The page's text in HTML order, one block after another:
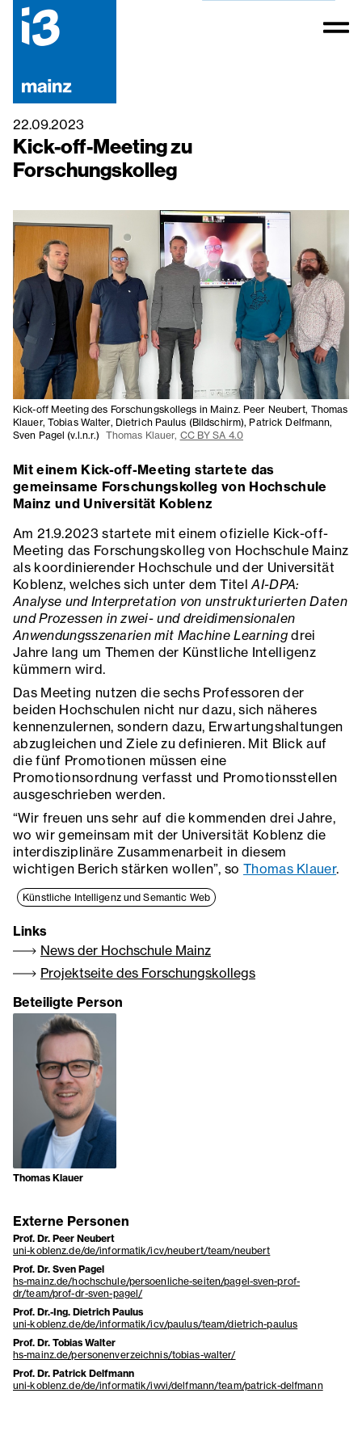
22.09.2023
Kick-off-Meeting zu
Forschungskolleg
Künstliche Intelligenz und Semantic Web
Links
News der Hochschule Mainz
Projektseite des Forschungskollegs
Beteiligte Person
Thomas Klauer
Externe Personen
Prof. Dr. Peer Neubert
uni-koblenz.de/de/informatik/icv/neubert/team/neubert
Prof. Dr. Sven Pagel
hs-mainz.de/hochschule/persoenliche-seiten/pagel-sven-prof-
dr/team/prof-dr-sven-pagel/
Prof. Dr.-Ing. Dietrich Paulus
uni-koblenz.de/de/informatik/icv/paulus/team/dietrich-paulus
Prof. Dr. Tobias Walter
hs-mainz.de/personenverzeichnis/tobias-walter/
Prof. Dr. Patrick Delfmann
uni-koblenz.de/de/informatik/iwvi/delfmann/team/patrick-delfmann
Kick-off Meeting des Forschungskollegs in Mainz. Peer Neubert, Thomas
Klauer, Tobias Walter, Dietrich Paulus (Bildschirm), Patrick Delfmann,
Sven Pagel (v.l.n.r.) Thomas Klauer, CC BY SA 4.0
Mit einem Kick-off-Meeting startete das
gemeinsame Forschungskolleg von Hochschule
Mainz und Universität Koblenz
Am 21.9.2023 startete mit einem ofizielle Kick-off-
Meeting das Forschungskolleg von Hochschule Mainz
als koordinierender Hochschule und der Universität
Koblenz, welches sich unter dem TitelAI-DPA:
Analyse und Interpretation von unstrukturierten Daten
und Prozessen in zwei- und dreidimensionalen
Anwendungsszenarien mit Machine Learningdrei
Jahre lang um Themen der Künstliche Intelligenz
kümmern wird.
Das Meeting nutzen die sechs Professoren der
beiden Hochschulen nicht nur dazu, sich näheres
kennenzulernen, sondern dazu, Erwartungshaltungen
abzugleichen und Ziele zu definieren. Mit Blick auf
die fünf Promotionen müssen eine
Promotionsordnung verfasst und Promotionsstellen
ausgeschrieben werden.
“Wir freuen uns sehr auf die kommenden drei Jahre,
wo wir gemeinsam mit der Universität Koblenz die
interdisziplinäre Zusammenarbeit in diesem
wichtigen Berich stärken wollen”, so Thomas Klauer.